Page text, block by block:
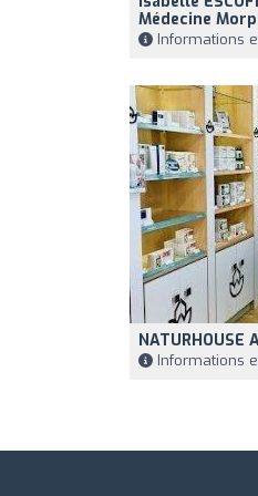
Médecine
Informations
NATURHOUSE
Informations